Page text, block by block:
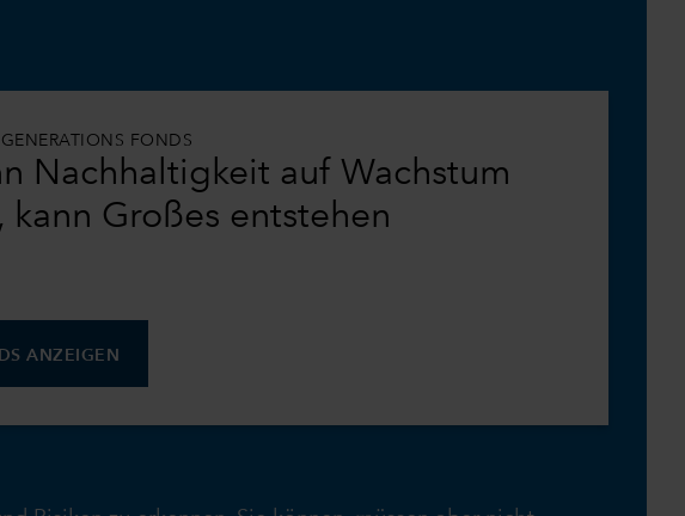
GENERATIONS FONDS
Nachhaltigkeit auf Wachstum
kann Großes entstehen
ANZEIGEN